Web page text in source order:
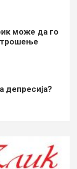
може да го
трошење
депресија?